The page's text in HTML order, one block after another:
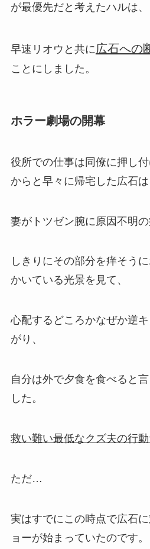
が最優先だと考えたハルは、
早速リオウと共に広石への
ことにしました。
ホラー劇場の開幕
役所での仕事は同僚に押し
からと早々に帰宅した広石は
妻がトツゼン腕に原因不明の
しきりにその部分を痒そう
かいている光景を見て、
心配するどころかなぜか逆
がり、
自分は外で夕食を食べると
した。
救い難い最低なクズ夫の行動
ただ…
実はすでにこの時点で広石
ョーが始まっていたのです。